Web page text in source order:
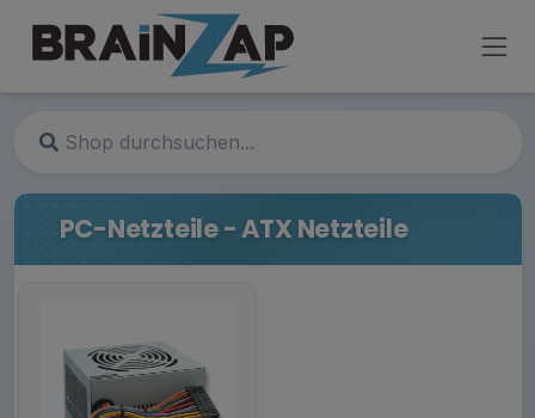
PC-Netzteile - ATX Netzteile